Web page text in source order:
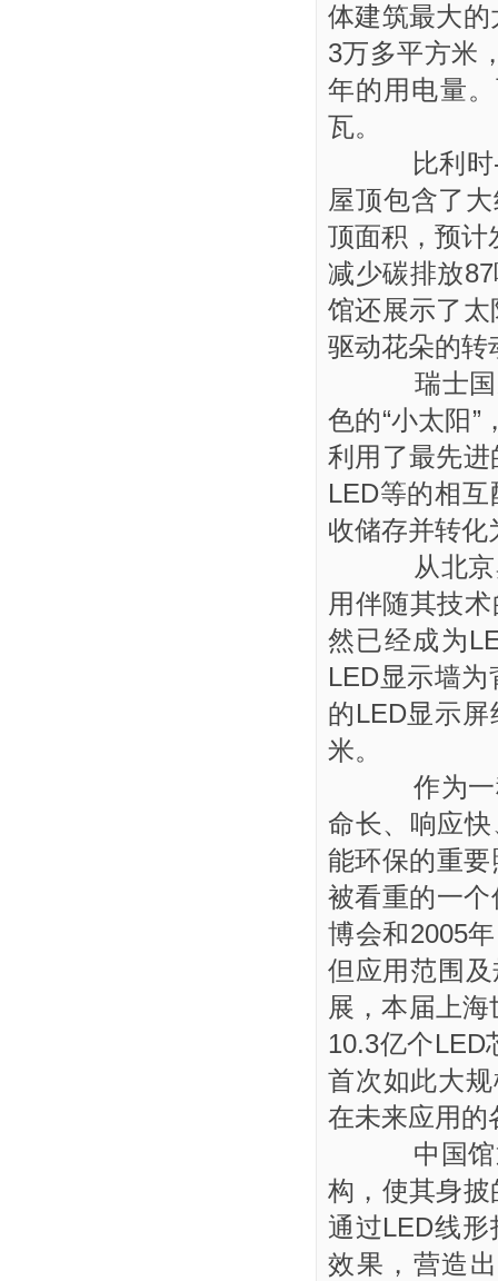
体建筑最大
3万多平方米
年的用电量
瓦。
比利时-
屋顶包含了
顶面积，预计
减少碳排放
馆还展示了
驱动花朵的转
瑞士国
色的“小太阳”
利用了最先
LED等的相
收储存并转化
从北京奥
用伴随其技
然已经成为
LED显示墙
的LED显示
米。
作为一种
命长、响应
能环保的重
被看重的一
博会和2005
但应用范围
展，本届上
10.3亿个LED
首次如此大
在未来应用的
中国馆通
构，使其身
通过LED线
效果，营造